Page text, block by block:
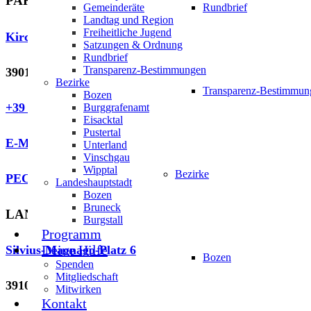
Rundbrief
Transparenz-
Bezirke
Bozen
Gemeinderäte
Landtag und Region
Freiheitliche Jugend
Satzungen & Ordnung
Rundbrief
Transparenz-Bestimmungen
Bezirke
Bozen
Burggrafenamt
Eisacktal
Pustertal
Unterland
Vinschgau
Wipptal
Landeshauptstadt
Bozen
Bruneck
Burgstall
Programm
Deine Hilfe
Spenden
Mitgliedschaft
Mitwirken
Kontakt
Kirchgasse 62
39018 Terlan
+39 366 380 1891
E-Mail
PEC E-Mail
LANDTAGSFRAKTION
Silvius-Magnago-Platz 6
39100 Bozen